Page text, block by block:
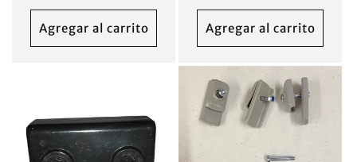
Agregar al carrito
habitual
Agregar al carrito